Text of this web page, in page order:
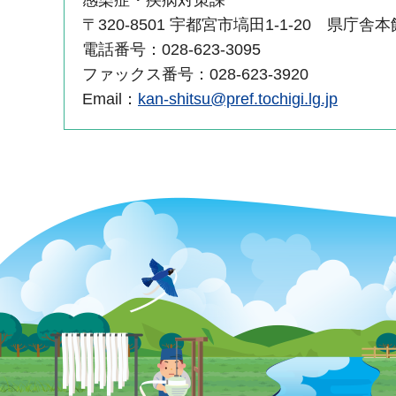
〒320-8501 宇都宮市塙田1-1-20 県庁舎本
電話番号：028-623-3095
ファックス番号：028-623-3920
Email： kan-shitsu@pref.tochigi.lg.jp